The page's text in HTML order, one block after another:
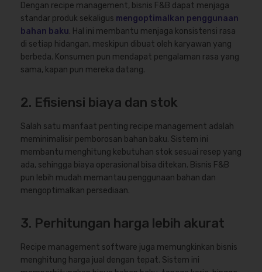
Dengan recipe management, bisnis F&B dapat menjaga
standar produk sekaligus mengoptimalkan penggunaan
bahan baku. Hal ini membantu menjaga konsistensi rasa
di setiap hidangan, meskipun dibuat oleh karyawan yang
berbeda. Konsumen pun mendapat pengalaman rasa yang
sama, kapan pun mereka datang.
2. Efisiensi biaya dan stok
Salah satu manfaat penting recipe management adalah
meminimalisir pemborosan bahan baku. Sistem ini
membantu menghitung kebutuhan stok sesuai resep yang
ada, sehingga biaya operasional bisa ditekan. Bisnis F&B
pun lebih mudah memantau penggunaan bahan dan
mengoptimalkan persediaan.
3. Perhitungan harga lebih akurat
Recipe management software juga memungkinkan bisnis
menghitung harga jual dengan tepat. Sistem ini